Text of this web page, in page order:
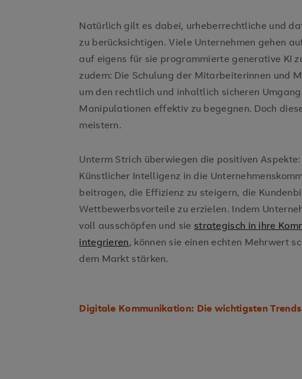
Natürlich gilt es dabei, urheberrechtliche und
zu berücksichtigen. Viele Unternehmen gehen
auf eigens für sie programmierte generative KI
zudem: Die Schulung der Mitarbeiterinnen und
um den rechtlich und inhaltlich sicheren
Manipulationen effektiv zu begegnen. Doch
meistern.
Unterm Strich überwiegen die positiven
Künstlicher Intelligenz in die
beitragen, die Effizienz zu steigern, die
Wettbewerbsvorteile zu erzielen. Indem
voll ausschöpfen und sie strategisch in ihre
integrieren, können sie einen echten Mehrwert
dem Markt stärken.
Digitale Kommunikation: Die wichtigsten